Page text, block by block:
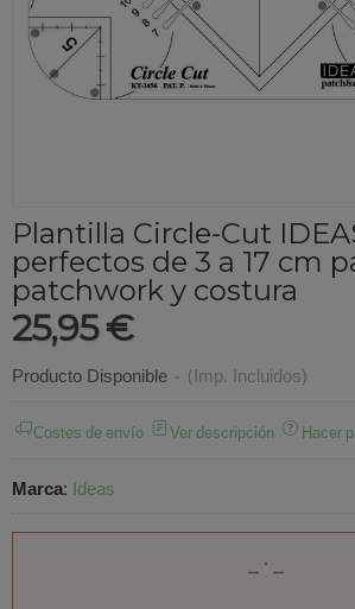
Plantilla Circle-Cut
perfectos de 3 a 17 cm
patchwork y costura
25,95 €
Producto Disponible - (Imp. Incluidos)
Costes de envío Ver descripción Hacer
Marca: Ideas